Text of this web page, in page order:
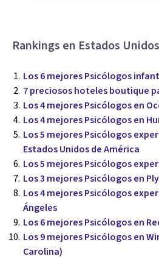
Rankings en Estados
Los 6 mejores Psicólogos
7 preciosos hoteles boutique
Los 4 mejores Psicólogos en
Los 4 mejores Psicólogos en
Los 5 mejores Psicólogos
Estados Unidos de América
Los 5 mejores Psicólogos
Los 3 mejores Psicólogos en
Los 4 mejores Psicólogos
Ángeles
Los 6 mejores Psicólogos en
Los 9 mejores Psicólogos en
Carolina)